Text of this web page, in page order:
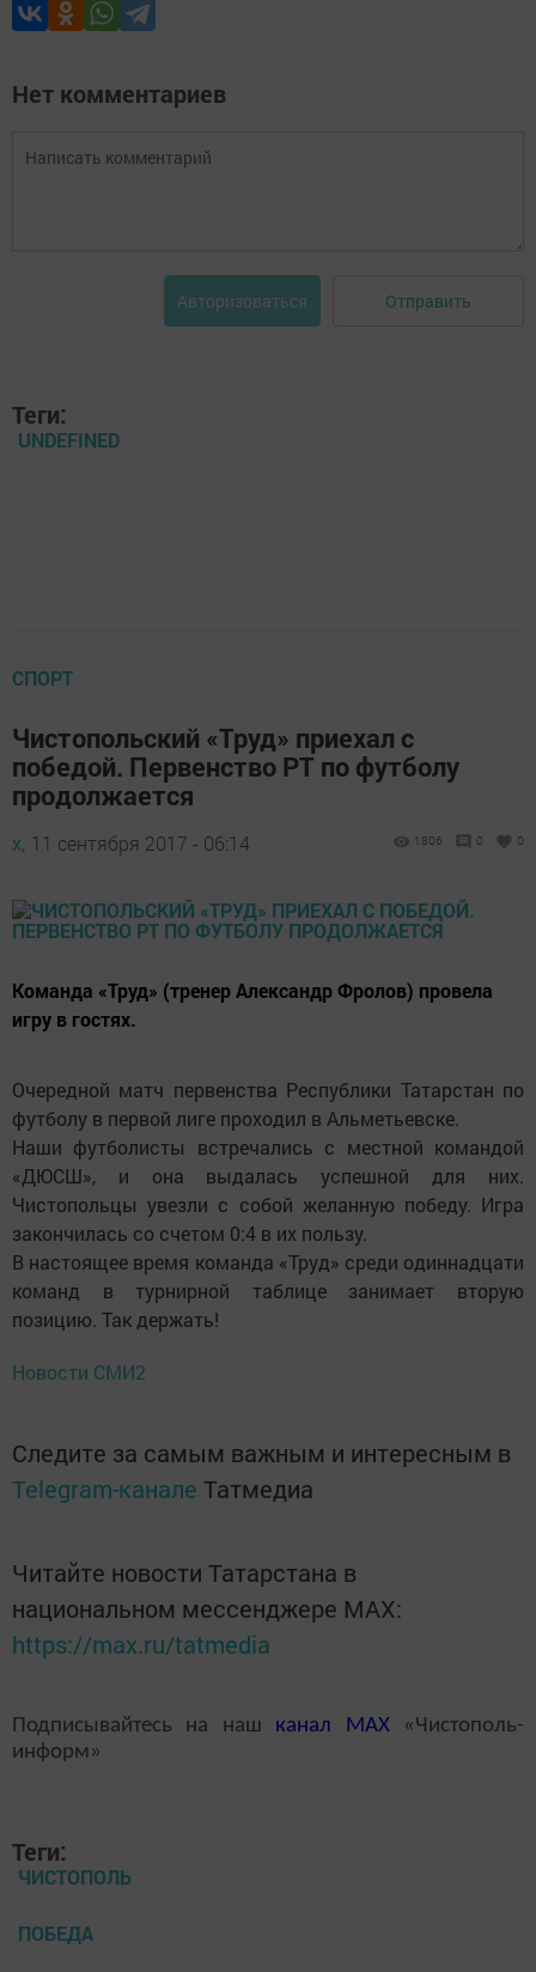
Нет комментариев
Авторизоваться Отправить
Теги:
UNDEFINED
СПОРТ
Чистопольский «Труд» приехал с
победой. Первенство РТ по футболу
продолжается
х, 11 сентября 2017 - 06:14 1806 0 0
Команда «Труд» (тренер Александр Фролов) провела
игру в гостях.
Очередной матч первенства Республики Татарстан по
футболу в первой лиге проходил в Альметьевске.
Наши футболисты встречались с местной командой
«ДЮСШ», и она выдалась успешной для них.
Чистопольцы увезли с собой желанную победу. Игра
закончилась со счетом 0:4 в их пользу.
В настоящее время команда «Труд» среди одиннадцати
команд в турнирной таблице занимает вторую
позицию. Так держать!
Новости СМИ2
Следите за самым важным и интересным в
Telegram-канале Татмедиа
Читайте новости Татарстана в
национальном мессенджере MАХ:
https://max.ru/tatmedia
Подписывайтесь на наш канал MAX«Чистополь-
информ»
Теги:
ЧИСТОПОЛЬ
ПОБЕДА